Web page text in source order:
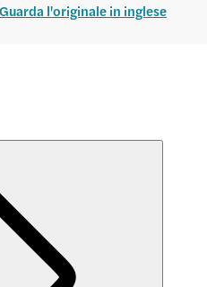
Guarda l'originale in inglese